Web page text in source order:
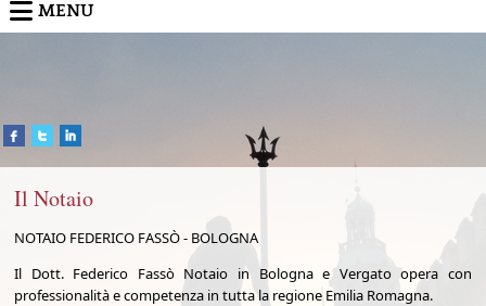
MENU
Il Notaio
NOTAIO FEDERICO FASSÒ - BOLOGNA
Il Dott. Federico Fassò Notaio in Bologna e Vergato opera con
professionalità e competenza in tutta la regione Emilia Romagna.